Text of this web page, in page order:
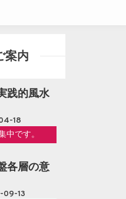
案内
践的風水
18
中です。
各層の意
13